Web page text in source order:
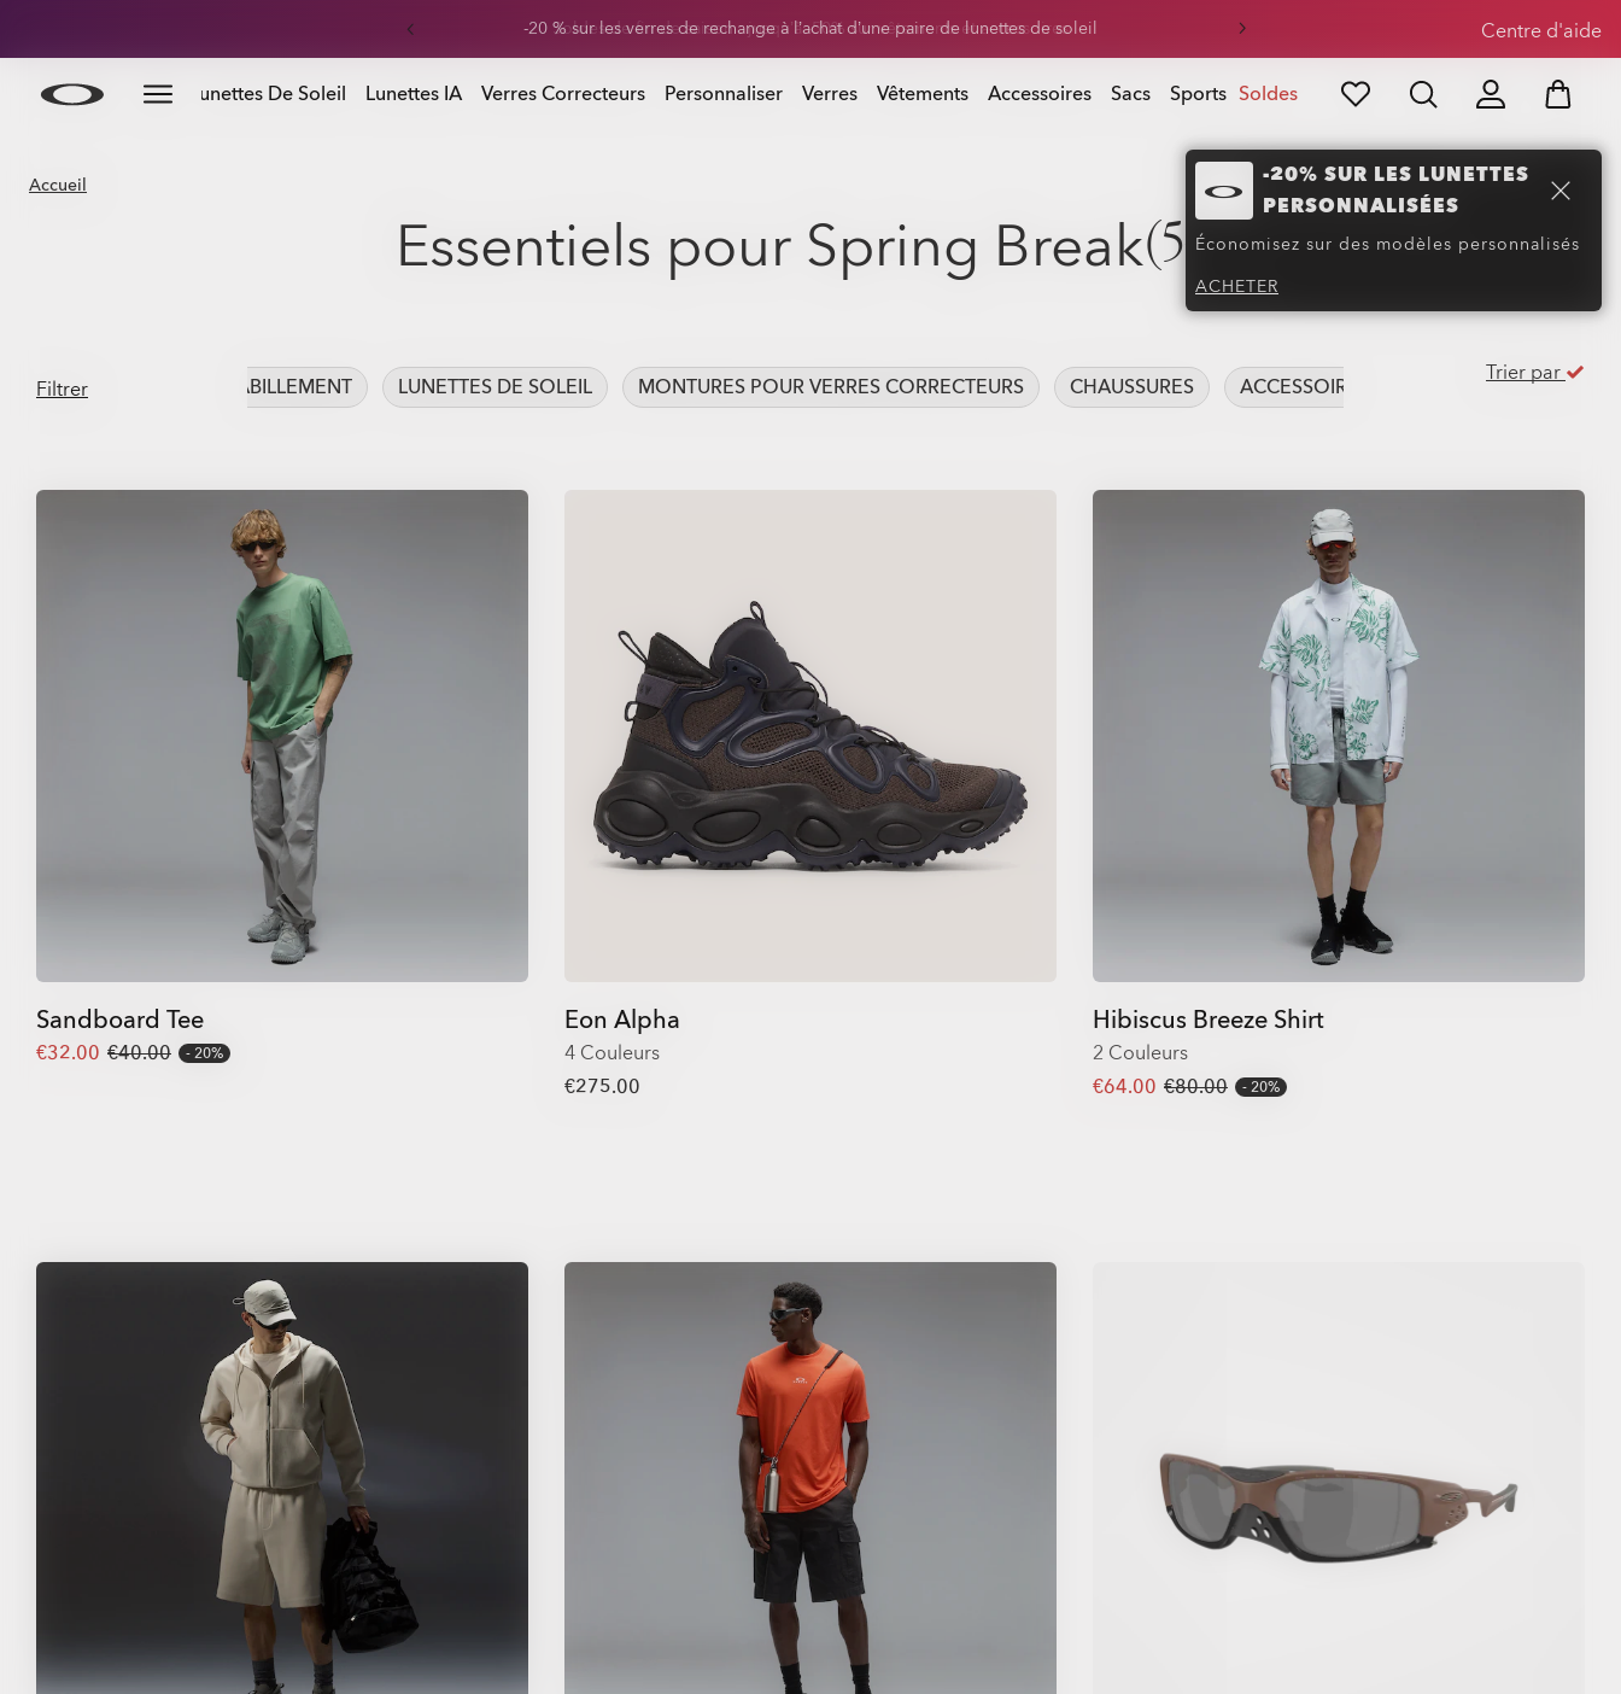
Skip to
main
-20% sur les lunettes personnalisées
-20 % sur les verres de rechange à l’achat d’une paire de lunettes de soleil Centre d'aide
Lunettes De Soleil Lunettes IA Verres Correcteurs Personnaliser Verres Vêtements Accessoires Sacs Sports Soldes
-20% SUR LES LUNETTES
PERSONNALISÉES
Économisez sur des modèles personnalisés
ACHETER
Accueil
Essentiels pour Spring Break(54)
Filtrer HABILLEMENT LUNETTES DE SOLEIL MONTURES POUR VERRES CORRECTEURS CHAUSSURES ACCESSOIRES
Trier par
Sandboard Tee
€32.00 €40.00 20%
Eon Alpha
4 Couleurs
€275.00
Hibiscus Breeze Shirt
2 Couleurs
€64.00 €80.00 20%